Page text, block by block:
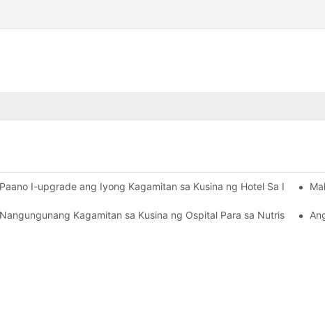
Kusina ng Hotel
Paano I-upgrade ang Iyong Kagamitan sa Kusina ng Hotel Sa Isang
na Kagamitan
Nangungunang Kagamitan sa Kusina ng Ospital Para sa Nutrisyon At